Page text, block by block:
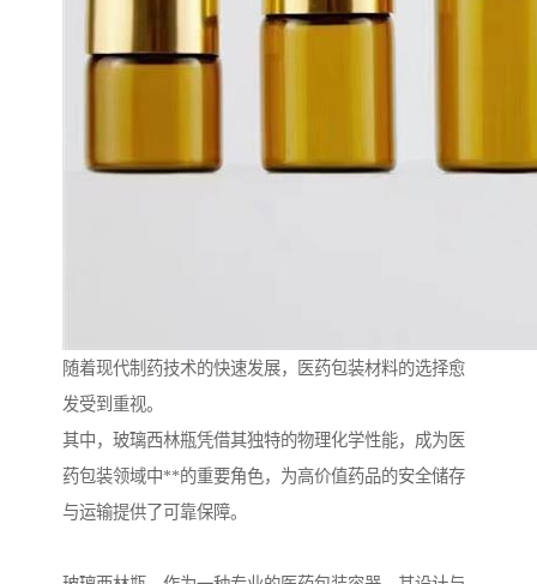
随着现代制药技术的快速发展，医药包装材料的选择愈
发受到重视。
其中，玻璃西林瓶凭借其独特的物理化学性能，成为医
药包装领域中**的重要角色，为高价值药品的安全储存
与运输提供了可靠保障。